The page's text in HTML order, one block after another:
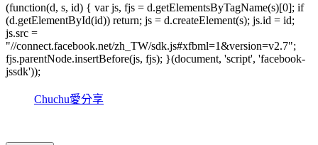
(function(d, s, id) { var js, fjs = d.getElementsByTagName(s)[0]; if
(d.getElementById(id)) return; js = d.createElement(s); js.id = id;
js.src =
"//connect.facebook.net/zh_TW/sdk.js#xfbml=1&version=v2.7";
fjs.parentNode.insertBefore(js, fjs); }(document, 'script', 'facebook-
jssdk'));
Chuchu愛分享